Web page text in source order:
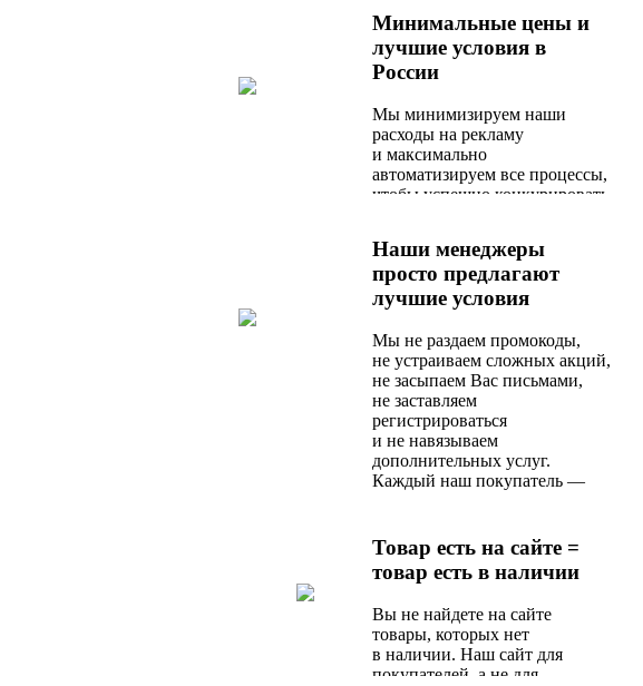
Минимальные цены и
лучшие условия в
России
Мы минимизируем наши
расходы на рекламу
и максимально
автоматизируем все процессы,
чтобы успешно конкурировать
Наши менеджеры
просто предлагают
лучшие условия
Мы не раздаем промокоды,
не устраиваем сложных акций,
не засыпаем Вас письмами,
не заставляем
регистрироваться
и не навязываем
дополнительных услуг.
Каждый наш покупатель —
он получает оптимальное
по стоимости и качеству
предложение от наших
Товар есть на сайте =
товар есть в наличии
Вы не найдете на сайте
товары, которых нет
в наличии. Наш сайт для
покупателей, а не для